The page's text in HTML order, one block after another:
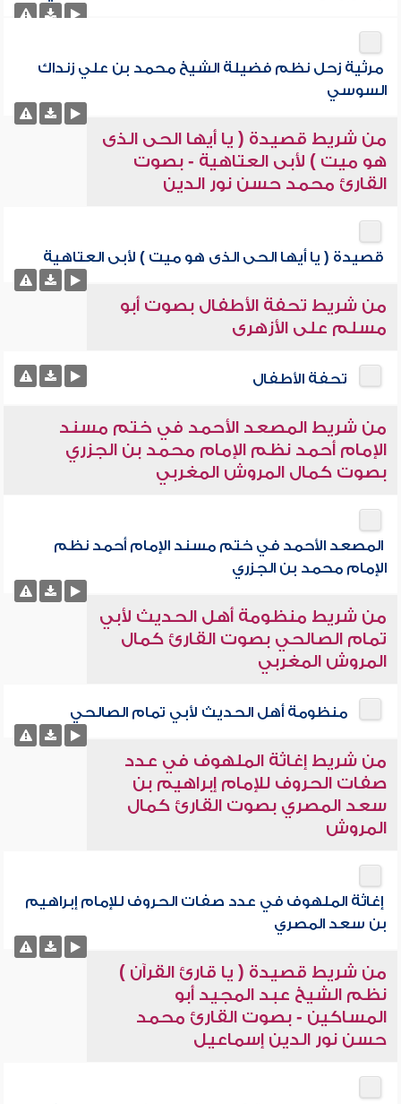
مرثية زحل نظم فضيلة الشيخ محمد بن علي زنداك
السوسي
من شريط قصيدة ( يا أيها الحى الذى
هو ميت ) لأبى العتاهية - بصوت
القارئ محمد حسن نور الدين
قصيدة ( يا أيها الحى الذى هو ميت ) لأبى العتاهية
من شريط تحفة الأطفال بصوت أبو
مسلم على الأزهرى
تحفة الأطفال
من شريط المصعد الأحمد في ختم مسند
الإمام أحمد نظم الإمام محمد بن الجزري
بصوت كمال المروش المغربي
المصعد الأحمد في ختم مسند الإمام أحمد نظم
الإمام محمد بن الجزري
من شريط منظومة أهل الحديث لأبي
تمام الصالحي بصوت القارئ كمال
المروش المغربي
منظومة أهل الحديث لأبي تمام الصالحي
من شريط إغاثة الملهوف في عدد
صفات الحروف للإمام إبراهيم بن
سعد المصري بصوت القارئ كمال
المروش
إغاثة الملهوف في عدد صفات الحروف للإمام إبراهيم
بن سعد المصري
من شريط قصيدة ( يا قارئ القرآن )
نظم الشيخ عبد المجيد أبو
المساكين - بصوت القارئ محمد
حسن نور الدين إسماعيل